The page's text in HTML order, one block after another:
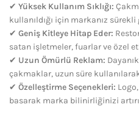
✔ Yüksek Kullanım Sıklığı:
kullanıldığı için markanız
✔ Geniş Kitleye Hitap Eder:
satan işletmeler, fuarlar ve özel
✔ Uzun Ömürlü Reklam:
çakmaklar, uzun süre kullanılarak
✔ Özelleştirme Seçenekleri:
basarak marka bilinirliğinizi